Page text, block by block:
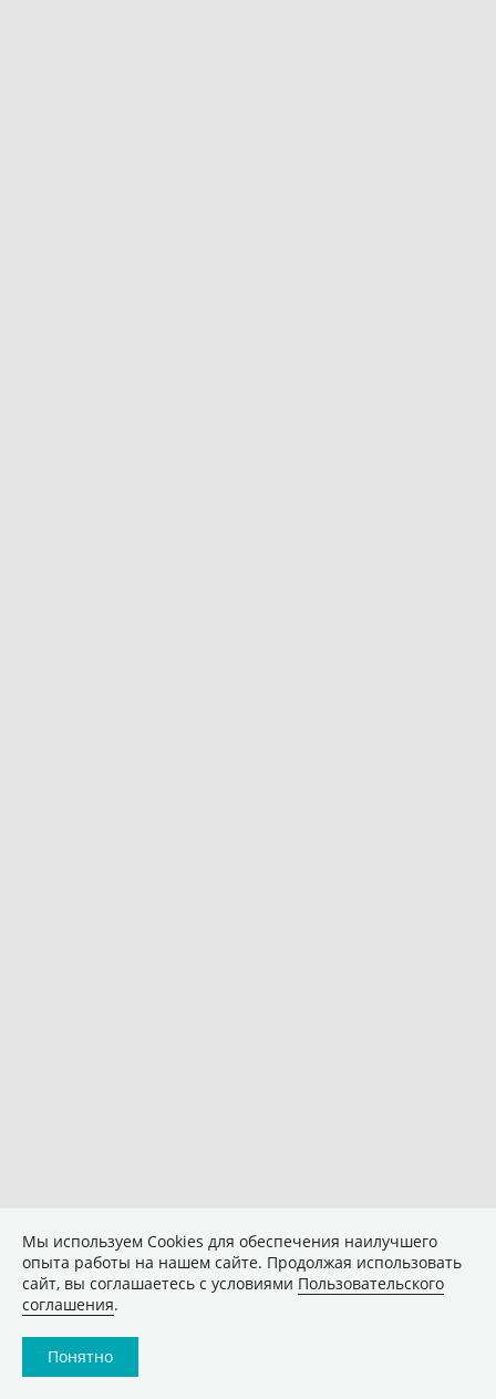
Мы используем Сookies для обеспечения наилучшего
опыта работы на нашем сайте. Продолжая использовать
сайт, вы соглашаетесь с условиями Пользовательского
соглашения.
Понятно